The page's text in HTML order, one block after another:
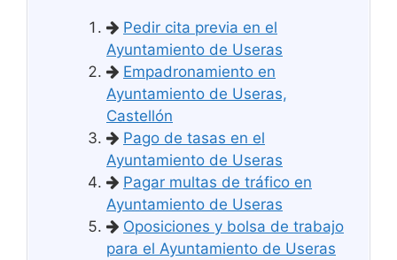
Pedir cita previa en el
Ayuntamiento de Useras
Empadronamiento en
Ayuntamiento de Useras,
Castellón
Pago de tasas en el
Ayuntamiento de Useras
Pagar multas de tráfico en
Ayuntamiento de Useras
Oposiciones y bolsa de trabajo
para el Ayuntamiento de Useras